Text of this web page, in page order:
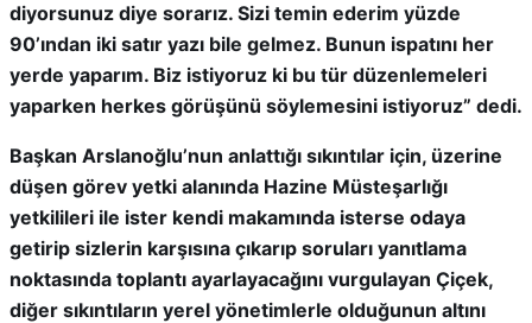
diyorsunuz diye sorarız. Sizi temin ederim yüzde
90’ından iki satır yazı bile gelmez. Bunun ispatını her
yerde yaparım. Biz istiyoruz ki bu tür düzenlemeleri
yaparken herkes görüşünü söylemesini istiyoruz” dedi.
Başkan Arslanoğlu’nun anlattığı sıkıntılar için, üzerine
düşen görev yetki alanında Hazine Müsteşarlığı
yetkilileri ile ister kendi makamında isterse odaya
getirip sizlerin karşısına çıkarıp soruları yanıtlama
noktasında toplantı ayarlayacağını vurgulayan Çiçek,
diğer sıkıntıların yerel yönetimlerle olduğunun altını